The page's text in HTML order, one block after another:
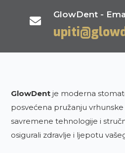

GlowDent -
GlowDent je moderna
posvećena pružanju
savremene tehnologije i
osigurali zdravlje i ljepotu